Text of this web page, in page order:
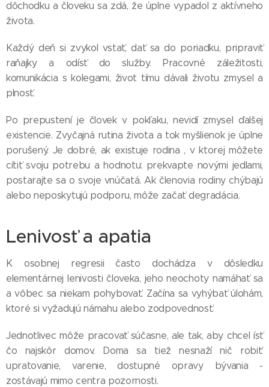
dôchodku a človeku sa zdá, že úplne vypadol z aktívneho
života.
Každý deň si zvykol vstať, dať sa do poriadku, pripraviť
raňajky a odísť do služby. Pracovné záležitosti,
komunikácia s kolegami, život tímu dávali životu zmysel a
plnosť.
Po prepustení je človek v pokľaku, nevidí zmysel ďalšej
existencie. Zvyčajná rutina života a tok myšlienok je úplne
porušený. Je dobré, ak existuje rodina , v ktorej môžete
cítiť svoju potrebu a hodnotu: prekvapte novými jedlami,
postarajte sa o svoje vnúčatá. Ak členovia rodiny chýbajú
alebo neposkytujú podporu, môže začať degradácia.
Lenivosť a apatia
K osobnej regresii často dochádza v dôsledku
elementárnej lenivosti človeka, jeho neochoty namáhať sa
a vôbec sa niekam pohybovať. Začína sa vyhýbať úlohám,
ktoré si vyžadujú námahu alebo zodpovednosť.
Jednotlivec môže pracovať súčasne, ale tak, aby chcel ísť
čo najskôr domov. Doma sa tiež nesnaží nič robiť:
upratovanie, varenie, dostupné opravy bývania -
zostávajú mimo centra pozornosti.